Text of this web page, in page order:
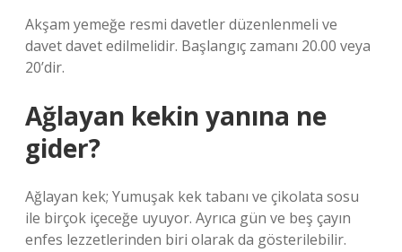
Akşam yemeğe resmi davetler düzenlenmeli ve
davet davet edilmelidir. Başlangıç ​​zamanı 20.00 veya
20’dir.
Ağlayan kekin yanına ne
gider?
Ağlayan kek; Yumuşak kek tabanı ve çikolata sosu
ile birçok içeceğe uyuyor. Ayrıca gün ve beş çayın
enfes lezzetlerinden biri olarak da gösterilebilir.